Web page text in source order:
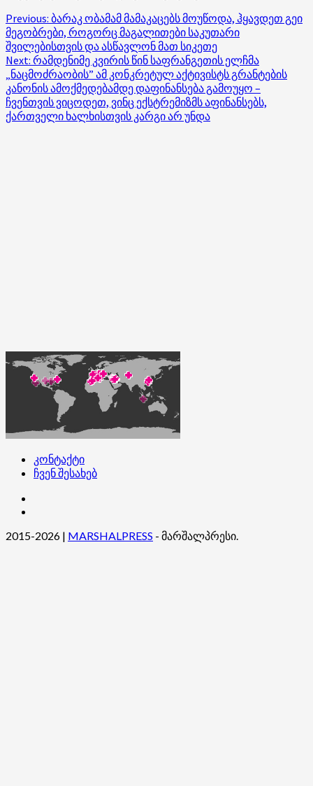
Post
navigation
Previous: ბარაკ ობამამ მამაკაცებს მოუწოდა, ჰყავდეთ გეი
მეგობრები, როგორც მაგალითები საკუთარი
შვილებისთვის და ასწავლონ მათ სიკეთე
Next: რამდენიმე კვირის წინ საფრანგეთის ელჩმა
„ნაცმოძრაობის” ამ კონკრეტულ აქტივისტს გრანტების
კანონის ამოქმედებამდე დაფინანსება გამოუყო –
ჩვენთვის ვიცოდეთ, ვინც ექსტრემიზმს აფინანსებს,
ქართველი ხალხისთვის კარგი არ უნდა
კონტაქტი
ჩვენ შესახებ
2015-2026 | MARSHALPRESS - მარშალპრესი.